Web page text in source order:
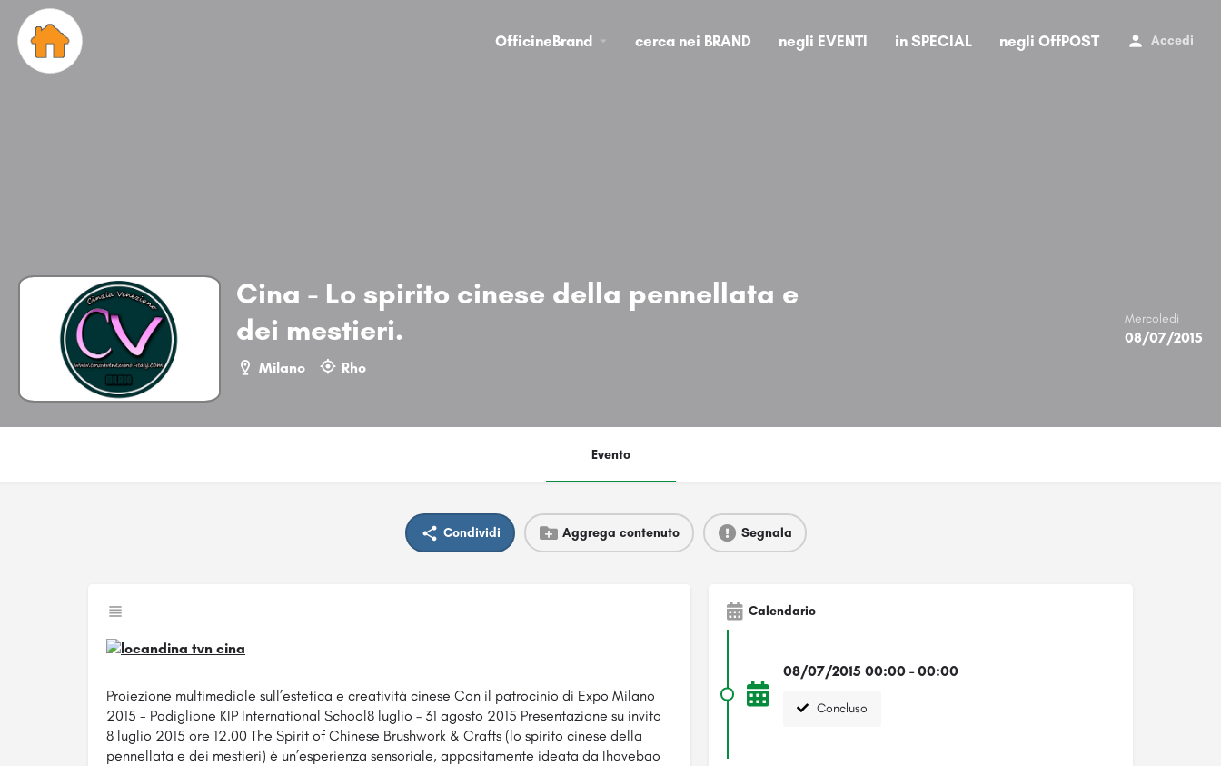
OfficineBrand cerca nei BRAND negli EVENTI in SPECIAL negli OffPOST Accedi
Cina - Lo spirito cinese della pennellata e
dei mestieri.
Milano Rho
Mercoledi
08/07/2015
Evento
Condividi Aggrega contenuto Segnala
Proiezione multimediale sull’estetica e creatività cinese Con il patrocinio di Expo Milano
2015 - Padiglione KIP International School8 luglio – 31 agosto 2015 Presentazione su invito
8 luglio 2015 ore 12.00 The Spirit of Chinese Brushwork & Crafts (lo spirito cinese della
pennellata e dei mestieri) è un’esperienza sensoriale, appositamente ideata da Ihavebao
Calendario
08/07/2015 00:00 - 00:00
Concluso